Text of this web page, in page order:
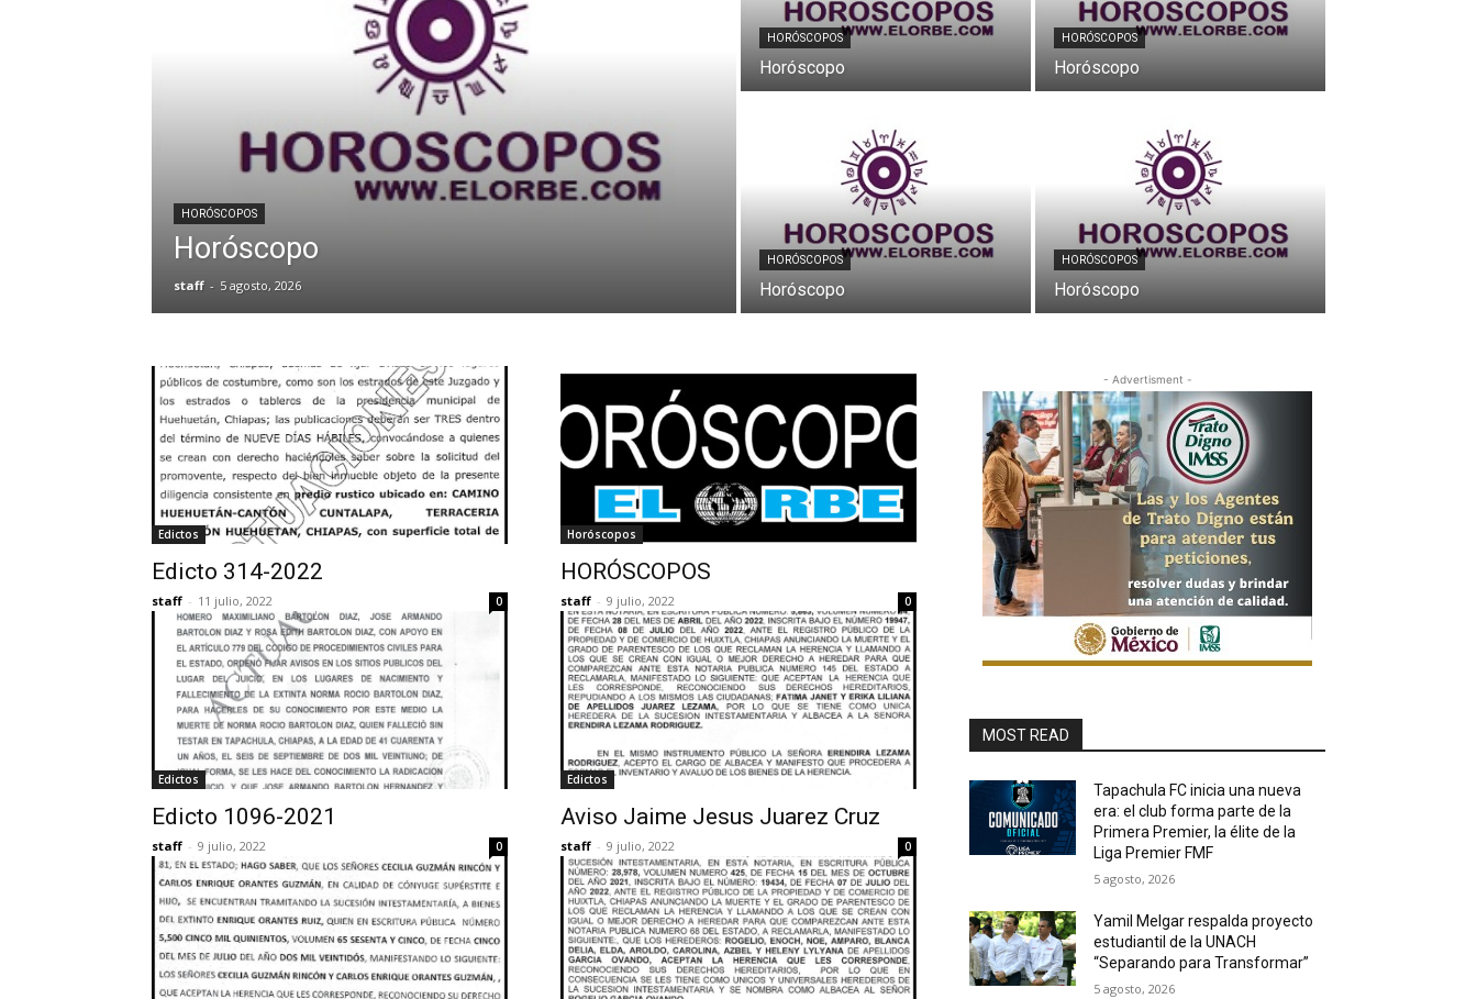
HORÓSCOPOS
Horóscopo
staff - 5 agosto, 2026
HORÓSCOPOS
Horóscopo
HORÓSCOPOS
Horóscopo
HORÓSCOPOS
Horóscopo
HORÓSCOPOS
Horóscopo
Edictos
Edicto 314-2022
staff - 11 julio, 2022 0
Horóscopos
HORÓSCOPOS
staff - 9 julio, 2022 0
Edictos
Edicto 1096-2021
staff - 9 julio, 2022 0
Edictos
Aviso Jaime Jesus Juarez Cruz
staff - 9 julio, 2022 0
- Advertisment -
MOST READ
Tapachula FC inicia una nueva
era: el club forma parte de la
Primera Premier, la élite de la
Liga Premier FMF
5 agosto, 2026
Yamil Melgar respalda proyecto
estudiantil de la UNACH
“Separando para Transformar”
5 agosto, 2026